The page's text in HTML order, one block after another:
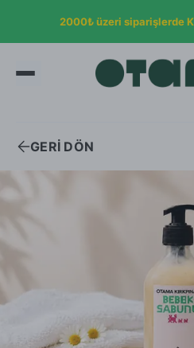
OTAMA KLASİKLERİYLE
DURDURULACAK
GERİ DÖN